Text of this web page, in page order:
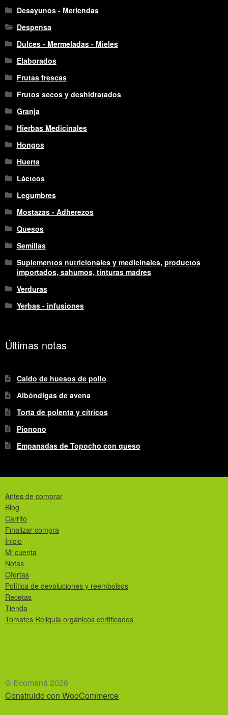
Desayunos - Meriendas
Despensa
Dulces - Mermeladas - Mieles
Elaborados
Frutas frescas
Frutos secos y deshidratados
Granja
Hierbas Medicinales
Hongos
Huerta
Lácteos
Legumbres
Mostazas - Adherezos
Quesos
Semillas
Suplementos nutricionales y medicinales, productos
importados, sahumos, tinturas madres
Verduras
Yerbas - infusiones
Últimas notas
Caldo de huesos de pollo
Albóndigas de avena
Torta de polenta y cítricos
Pionono
Empanadas de Topocho con queso
Antes de comprar
Blog
Carrito
Finalizar compra
Inicio
Mi cuenta
Notas
Ofertas
Política de devoluciones y reembolsos
Recetas
Tienda
Tomates Reliquia orgánicos certificados
© Ecomaná 2026
Construido con WooCommerce.